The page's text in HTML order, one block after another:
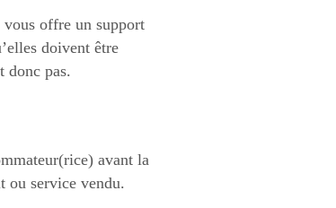
offre un support
doivent être
donc pas.
avant la
ou service vendu.